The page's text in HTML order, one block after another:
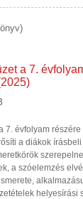
a 7.
7. évfolyam
a diákok
a szóelemzés
helyesírási